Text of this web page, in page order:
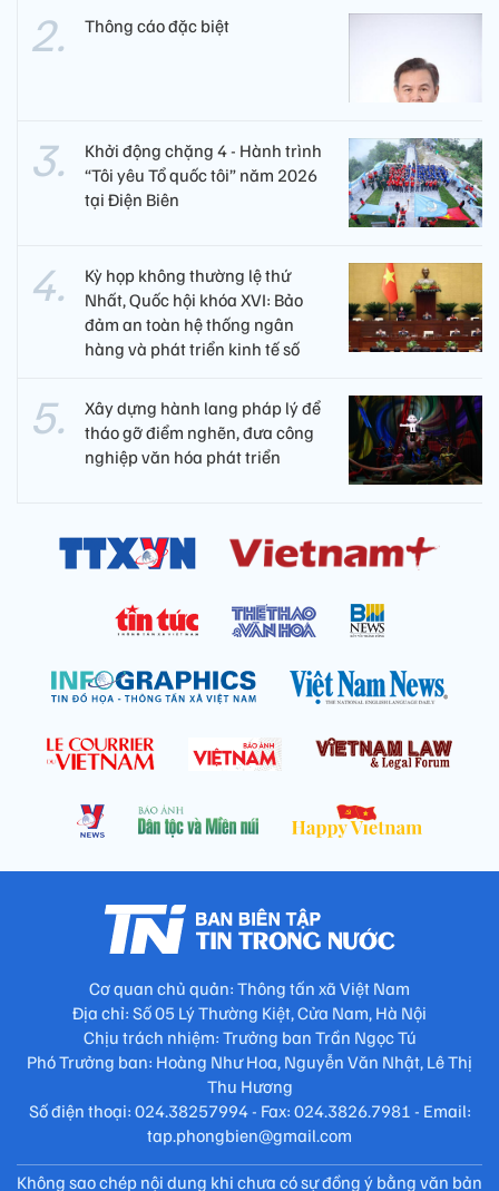
Thông cáo đặc biệt
Khởi động chặng 4 - Hành trình
“Tôi yêu Tổ quốc tôi” năm 2026
tại Điện Biên
Kỳ họp không thường lệ thứ
Nhất, Quốc hội khóa XVI: Bảo
đảm an toàn hệ thống ngân
hàng và phát triển kinh tế số
Xây dựng hành lang pháp lý để
tháo gỡ điểm nghẽn, đưa công
nghiệp văn hóa phát triển
Cơ quan chủ quản: Thông tấn xã Việt Nam
Địa chỉ: Số 05 Lý Thường Kiệt, Cửa Nam, Hà Nội
Chịu trách nhiệm: Trưởng ban Trần Ngọc Tú
Phó Trưởng ban: Hoàng Như Hoa, Nguyễn Văn Nhật, Lê Thị
Thu Hương
Số điện thoại: 024.38257994 - Fax: 024.3826.7981 - Email:
tap.phongbien@gmail.com
Không sao chép nội dung khi chưa có sự đồng ý bằng văn bản